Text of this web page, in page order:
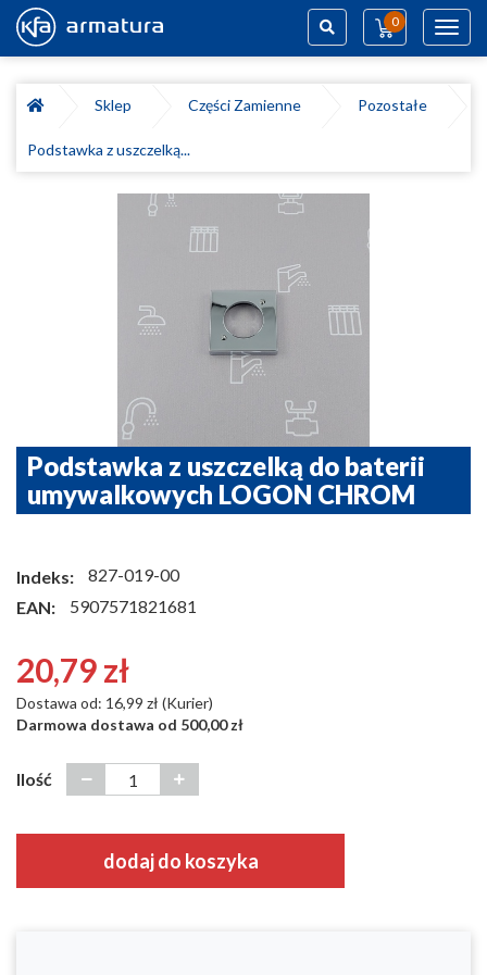
0
Sklep
Części Zamienne Pozostałe
Podstawka z uszczelką...
Podstawka z uszczelką do baterii
umywalkowych LOGON CHROM
Indeks:
827-019-00
EAN:
5907571821681
20,79 zł
Dostawa od: 16,99 zł (Kurier)
Darmowa dostawa od 500,00 zł
Ilość
dodaj do koszyka